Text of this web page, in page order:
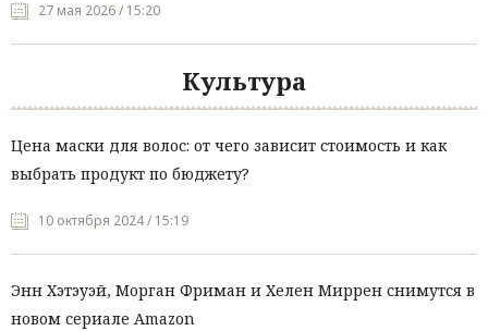
27 мая 2026 / 15:20
Культура
Цена маски для волос: от чего зависит стоимость и как
выбрать продукт по бюджету?
10 октября 2024 / 15:19
Энн Хэтэуэй, Морган Фриман и Хелен Миррен снимутся в
новом сериале Amazon